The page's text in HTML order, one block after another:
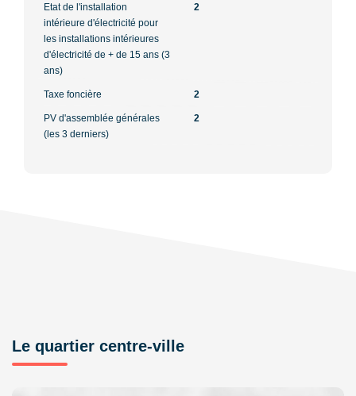
Etat de l'installation
intérieure d'électricité pour
les installations intérieures
d'électricité de + de 15 ans (3
ans)
2
Taxe foncière 2
PV d'assemblée générales
(les 3 derniers)
2
Le quartier centre-ville